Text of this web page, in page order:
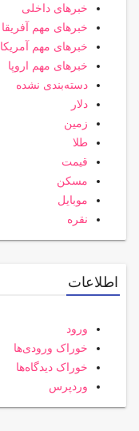
خبرهای داخلی
خبرهای مهم آفریقا
خبرهای مهم آمریکا
خبرهای مهم اروپا
دسته‌بندی نشده
دلار
زمین
طلا
قیمت
مسکن
موبایل
نقره
اطلاعات
ورود
خوراک ورودی‌ها
خوراک دیدگاه‌ها
وردپرس